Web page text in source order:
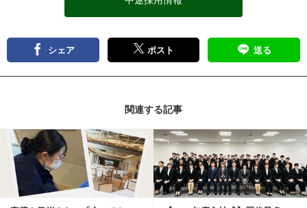
シェア ポスト 送る
関連する記事
記事を読む